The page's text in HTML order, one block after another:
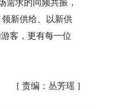
需求的同频共振，
新供给、以新供
客，更有每一位
[ 责编：丛芳瑶 ]